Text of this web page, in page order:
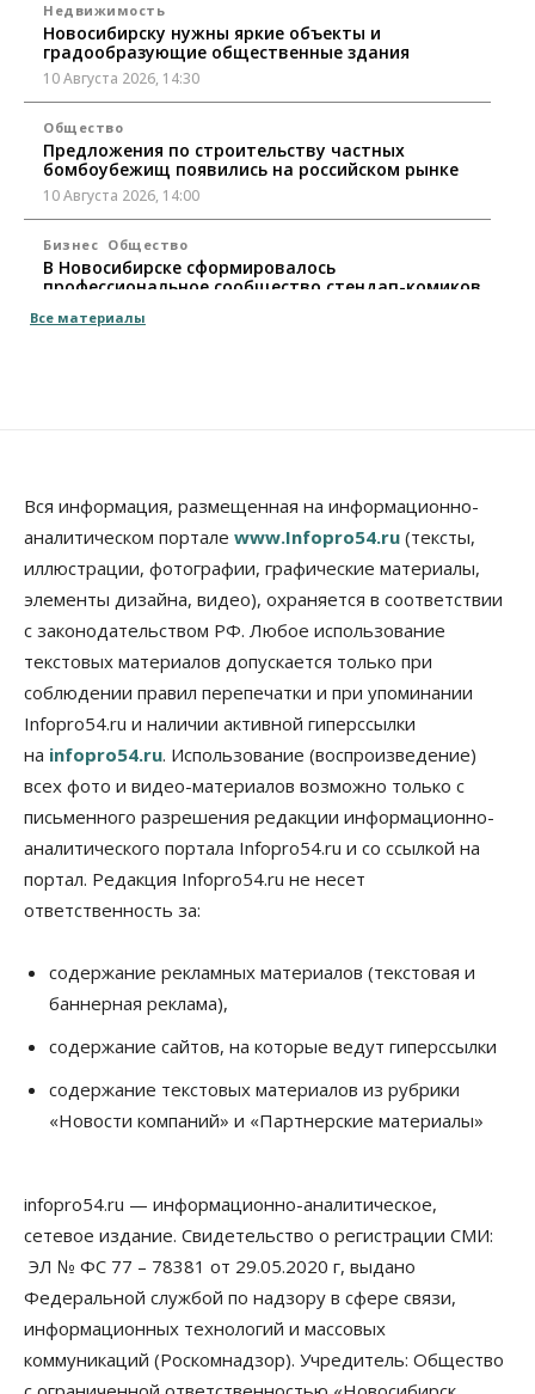
Недвижимость
Новосибирску нужны яркие объекты и
градообразующие общественные здания
10 Августа 2026, 14:30
Общество
Предложения по строительству частных
бомбоубежищ появились на российском рынке
10 Августа 2026, 14:00
Бизнес Общество
В Новосибирске сформировалось
профессиональное сообщество стендап-комиков
10 Августа 2026, 13:30
10 Августа 2026, 13:00
Духовная и медицинская помощь: корабль-
церковь посетит 50 поселений Новосибирской
10 Августа 2026, 12:15
Общество
В Новосибирской области число дел о
банкротстве с начала года выросло на 7,2 %
10 Августа 2026, 12:00
Общество
НГУ обновил рекорд по числу абитуриентов
10 Августа 2026, 11:30
Общество
10 Августа 2026, 11:15
ПСБ нарастил объемы факторинга МСБ в
10 Августа 2026, 11:10
10 Августа 2026, 11:00
Бизнес Город Общество
Большая часть улиц в Новосибирске закрыта для
движения самокатов
10 Августа 2026, 10:00
Все материалы
Вся информация, размещенная на информационно-
аналитическом портале www.Infopro54.ru (тексты,
иллюстрации, фотографии, графические материалы,
элементы дизайна, видео), охраняется в соответствии
с законодательством РФ. Любое использование
текстовых материалов допускается только при
соблюдении правил перепечатки и при упоминании
Infopro54.ru и наличии активной гиперссылки
на infopro54.ru. Использование (воспроизведение)
всех фото и видео-материалов возможно только с
письменного разрешения редакции информационно-
аналитического портала Infopro54.ru и со ссылкой на
портал. Редакция Infopro54.ru не несет
ответственность за:
содержание рекламных материалов (текстовая и
баннерная реклама),
содержание сайтов, на которые ведут гиперссылки
содержание текстовых материалов из рубрики
«Новости компаний» и «Партнерские материалы»
infopro54.ru — информационно-аналитическое,
сетевое издание. Свидетельство о регистрации СМИ:
ЭЛ № ФС 77 – 78381 от 29.05.2020 г, выдано
Федеральной службой по надзору в сфере связи,
информационных технологий и массовых
коммуникаций (Роскомнадзор). Учредитель: Общество